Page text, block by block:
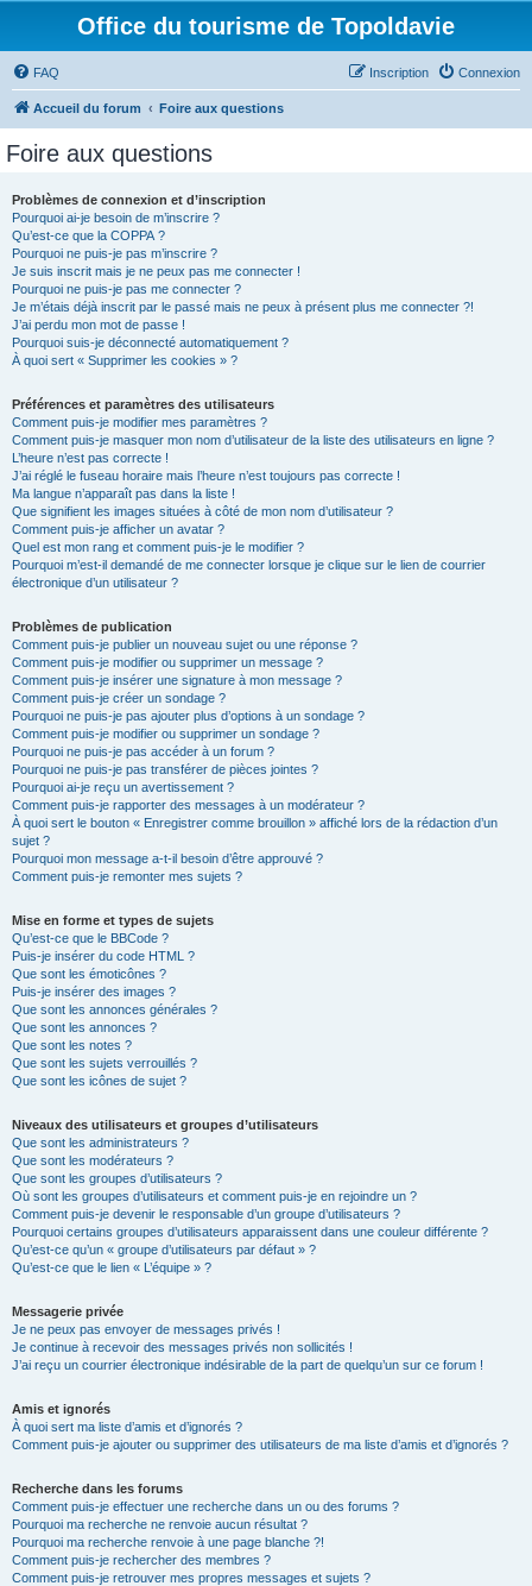
Office du tourisme de Topoldavie
FAQ Connexion
Inscription
Accueil du forum Foire aux questions
Foire aux questions
Problèmes de connexion et d’inscription
Pourquoi ai-je besoin de m’inscrire ?
Qu’est-ce que la COPPA ?
Pourquoi ne puis-je pas m’inscrire ?
Je suis inscrit mais je ne peux pas me connecter !
Pourquoi ne puis-je pas me connecter ?
Je m’étais déjà inscrit par le passé mais ne peux à présent plus me connecter ?!
J’ai perdu mon mot de passe !
Pourquoi suis-je déconnecté automatiquement ?
À quoi sert « Supprimer les cookies » ?
Préférences et paramètres des utilisateurs
Comment puis-je modifier mes paramètres ?
Comment puis-je masquer mon nom d’utilisateur de la liste des utilisateurs en ligne ?
L’heure n’est pas correcte !
J’ai réglé le fuseau horaire mais l’heure n’est toujours pas correcte !
Ma langue n’apparaît pas dans la liste !
Que signifient les images situées à côté de mon nom d’utilisateur ?
Comment puis-je afficher un avatar ?
Quel est mon rang et comment puis-je le modifier ?
Pourquoi m’est-il demandé de me connecter lorsque je clique sur le lien de courrier
électronique d’un utilisateur ?
Problèmes de publication
Comment puis-je publier un nouveau sujet ou une réponse ?
Comment puis-je modifier ou supprimer un message ?
Comment puis-je insérer une signature à mon message ?
Comment puis-je créer un sondage ?
Pourquoi ne puis-je pas ajouter plus d’options à un sondage ?
Comment puis-je modifier ou supprimer un sondage ?
Pourquoi ne puis-je pas accéder à un forum ?
Pourquoi ne puis-je pas transférer de pièces jointes ?
Pourquoi ai-je reçu un avertissement ?
Comment puis-je rapporter des messages à un modérateur ?
À quoi sert le bouton « Enregistrer comme brouillon » affiché lors de la rédaction d’un
sujet ?
Pourquoi mon message a-t-il besoin d’être approuvé ?
Comment puis-je remonter mes sujets ?
Mise en forme et types de sujets
Qu’est-ce que le BBCode ?
Puis-je insérer du code HTML ?
Que sont les émoticônes ?
Puis-je insérer des images ?
Que sont les annonces générales ?
Que sont les annonces ?
Que sont les notes ?
Que sont les sujets verrouillés ?
Que sont les icônes de sujet ?
Niveaux des utilisateurs et groupes d’utilisateurs
Que sont les administrateurs ?
Que sont les modérateurs ?
Que sont les groupes d’utilisateurs ?
Où sont les groupes d’utilisateurs et comment puis-je en rejoindre un ?
Comment puis-je devenir le responsable d’un groupe d’utilisateurs ?
Pourquoi certains groupes d’utilisateurs apparaissent dans une couleur différente ?
Qu’est-ce qu’un « groupe d’utilisateurs par défaut » ?
Qu’est-ce que le lien « L’équipe » ?
Messagerie privée
Je ne peux pas envoyer de messages privés !
Je continue à recevoir des messages privés non sollicités !
J’ai reçu un courrier électronique indésirable de la part de quelqu’un sur ce forum !
Amis et ignorés
À quoi sert ma liste d’amis et d’ignorés ?
Comment puis-je ajouter ou supprimer des utilisateurs de ma liste d’amis et d’ignorés ?
Recherche dans les forums
Comment puis-je effectuer une recherche dans un ou des forums ?
Pourquoi ma recherche ne renvoie aucun résultat ?
Pourquoi ma recherche renvoie à une page blanche ?!
Comment puis-je rechercher des membres ?
Comment puis-je retrouver mes propres messages et sujets ?